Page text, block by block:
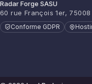
Radar Forge SASU
60 rue François 1er,
Conforme GDPR